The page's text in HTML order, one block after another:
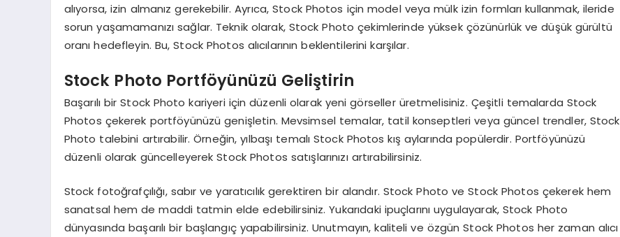
alıyorsa, izin almanız gerekebilir. Ayrıca, Stock Photos için model veya mülk izin formları kullanmak, ileride
sorun yaşamamanızı sağlar. Teknik olarak, Stock Photo çekimlerinde yüksek çözünürlük ve düşük gürültü
oranı hedefleyin. Bu, Stock Photos alıcılarının beklentilerini karşılar.
Stock Photo Portföyünüzü Geliştirin
Başarılı bir Stock Photo kariyeri için düzenli olarak yeni görseller üretmelisiniz. Çeşitli temalarda Stock
Photos çekerek portföyünüzü genişletin. Mevsimsel temalar, tatil konseptleri veya güncel trendler, Stock
Photo talebini artırabilir. Örneğin, yılbaşı temalı Stock Photos kış aylarında popülerdir. Portföyünüzü
düzenli olarak güncelleyerek Stock Photos satışlarınızı artırabilirsiniz.
Stock fotoğrafçılığı, sabır ve yaratıcılık gerektiren bir alandır. Stock Photo ve Stock Photos çekerek hem
sanatsal hem de maddi tatmin elde edebilirsiniz. Yukarıdaki ipuçlarını uygulayarak, Stock Photo
dünyasında başarılı bir başlangıç yapabilirsiniz. Unutmayın, kaliteli ve özgün Stock Photos her zaman alıcı